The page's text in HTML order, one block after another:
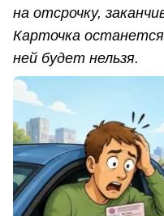
на отсрочку,
Карточка
ней будет нельзя.